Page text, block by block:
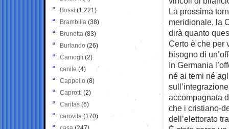
La prossima
meridionale, la
dirà quanto
Certo è che per
bisogno di
In Germania
né ai temi né
accompagnata
che i cristiano-
dell’elettorato
Bossi (1.221)
Brambilla (38)
Brunetta (83)
Burlando (26)
Camogli (2)
canile (4)
Cappello (8)
Caprotti (2)
Caritas (6)
carovita (170)